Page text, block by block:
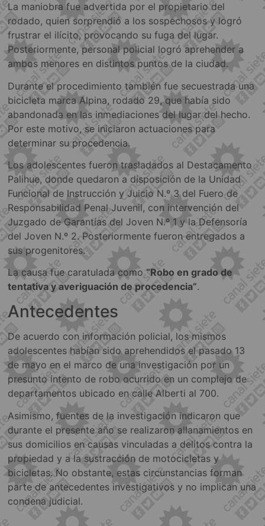
La maniobra fue advertida por el propietario del
rodado, quien sorprendió a los sospechosos y logró
frustrar el ilícito, provocando su fuga del lugar.
Posteriormente, personal policial logró aprehender a
ambos menores en distintos puntos de la ciudad.
Durante el procedimiento también fue secuestrada una
bicicleta marca Alpina, rodado 29, que había sido
abandonada en las inmediaciones del lugar del hecho.
Por este motivo, se iniciaron actuaciones para
determinar su procedencia.
Los adolescentes fueron trasladados al Destacamento
Palihue, donde quedaron a disposición de la Unidad
Funcional de Instrucción y Juicio N.º 3 del Fuero de
Responsabilidad Penal Juvenil, con intervención del
Juzgado de Garantías del Joven N.º 1 y la Defensoría
del Joven N.º 2. Posteriormente fueron entregados a
sus progenitores.
La causa fue caratulada como“Robo en grado de
tentativa y averiguación de procedencia”.
Antecedentes
De acuerdo con información policial, los mismos
adolescentes habían sido aprehendidos el pasado 13
de mayo en el marco de una investigación por un
presunto intento de robo ocurrido en un complejo de
departamentos ubicado en calle Alberti al 700.
Asimismo, fuentes de la investigación indicaron que
durante el presente año se realizaron allanamientos en
sus domicilios en causas vinculadas a delitos contra la
propiedad y a la sustracción de motocicletas y
bicicletas. No obstante, estas circunstancias forman
parte de antecedentes investigativos y no implican una
condena judicial.